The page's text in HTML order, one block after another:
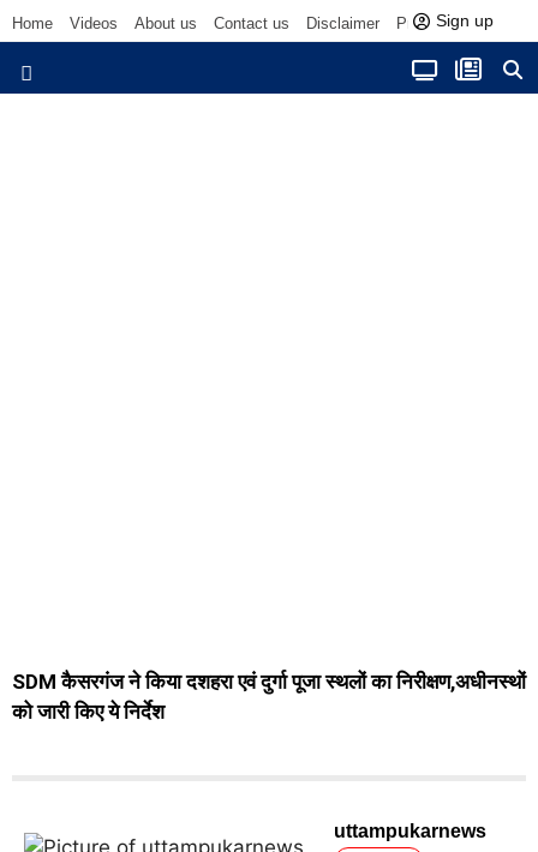
Home Videos About us Contact us Disclaimer Privacy Policy
Sign up
SDM कैसरगंज ने किया दशहरा एवं दुर्गा पूजा स्थलों का निरीक्षण,अधीनस्थों
को जारी किए ये निर्देश
uttampukarnews